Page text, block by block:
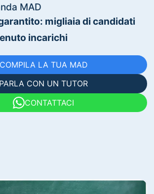
MAD
migliaia di candidati
incarichi
COMPILA LA TUA MAD
PARLA CON UN TUTOR
CONTATTACI